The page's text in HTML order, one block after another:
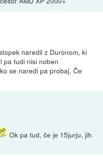
naredil z Duronom, ki
pa tudi nisi noben
se naredi pa probaj. Če
Ok pa tud, če je 15jurju, jih